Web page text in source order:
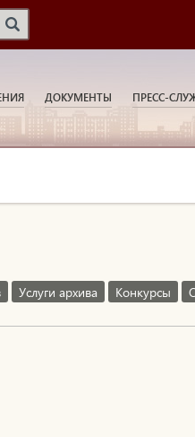
ДОКУМЕНТЫ ПРЕСС-
Услуги архива Конкурсы